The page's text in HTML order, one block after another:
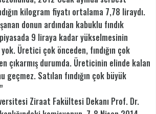
kilogram fiyatı ortalama 7,78 liraydı.
donun ardından kabuklu fındık
9 liraya kadar yükselmesinin
Üretici çok önceden, fındığın çok
çıkarmış durumda. Üreticinin elinde kalan
geçmez. Satılan fındığın çok büyük
Ziraat Fakültesi Dekanı Prof. Dr.